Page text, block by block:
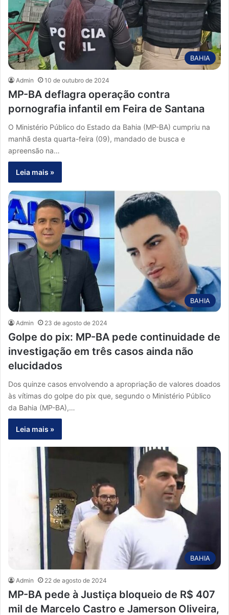
BAHIA
Admin 10 de outubro de 2024
MP-BA deflagra operação contra
pornografia infantil em Feira de Santana
O Ministério Público do Estado da Bahia (MP-BA) cumpriu na
manhã desta quarta-feira (09), mandado de busca e
apreensão na…
Leia mais »
BAHIA
Admin 23 de agosto de 2024
Golpe do pix: MP-BA pede continuidade de
investigação em três casos ainda não
elucidados
Dos quinze casos envolvendo a apropriação de valores doados
às vítimas do golpe do pix que, segundo o Ministério Público
da Bahia (MP-BA),…
Leia mais »
BAHIA
Admin 22 de agosto de 2024
MP-BA pede à Justiça bloqueio de R$ 407
mil de Marcelo Castro e Jamerson Oliveira,